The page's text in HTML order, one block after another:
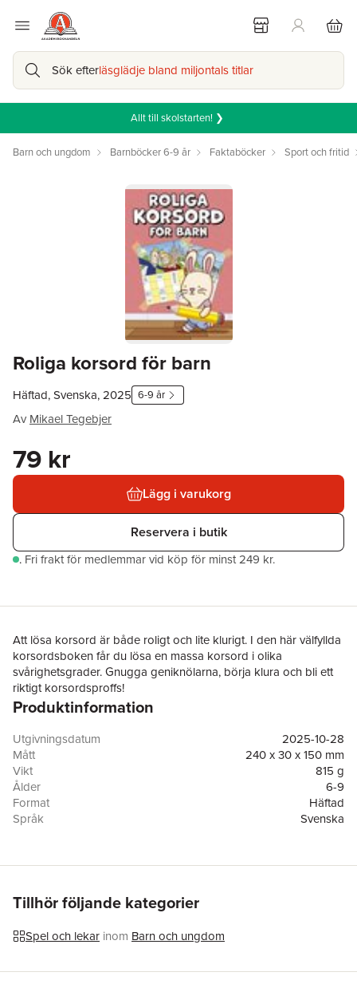
Sök efterläsglädje bland miljontals titlar
Allt till skolstarten! ❯
Barn och ungdom Barnböcker 6-9 år Faktaböcker Sport och fritid
Roliga korsord för barn
Häftad, Svenska, 2025 6-9 år
Av Mikael Tegebjer
79 kr
Lägg i varukorg
Reservera i butik
. Fri frakt för medlemmar vid köp för minst 249 kr.
Att lösa korsord är både roligt och lite klurigt. I den här välfyllda
korsordsboken får du lösa en massa korsord i olika
svårighetsgrader. Gnugga geniknölarna, börja klura och bli ett
riktigt korsordsproffs!
Produktinformation
Utgivningsdatum
2025-10-28
Mått
240 x 30 x 150 mm
Vikt
815 g
Ålder
6-9
Format
Häftad
Språk
Svenska
Upplaga
1
Medarbetare
Miljömärkning
Tillhör följande kategorier
Spel och lekar inom Barn och ungdom